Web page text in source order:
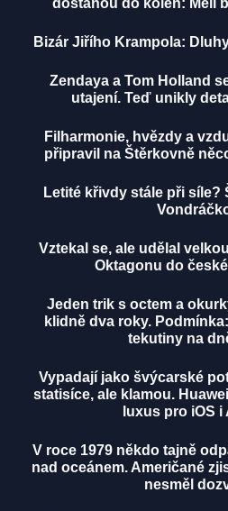
dostanou do kolen: Měli
Bizár Jiřího Krampola:
Zendaya a Tom Holland
utajení. Teď unikly
Filharmonie, hvězdy a
připravil na Štěrkovně
Letité křivdy stále při síle?
Vztekal se, ale udělal
Oktagonu do
Jeden trik s octem a
klidně dva roky.
tekutiny na
Vypadají jako švýcarské
statisíce, ale klamou.
luxus pro iOS i
V roce 1979 někdo tajně
nad oceánem. Američané
nesměl